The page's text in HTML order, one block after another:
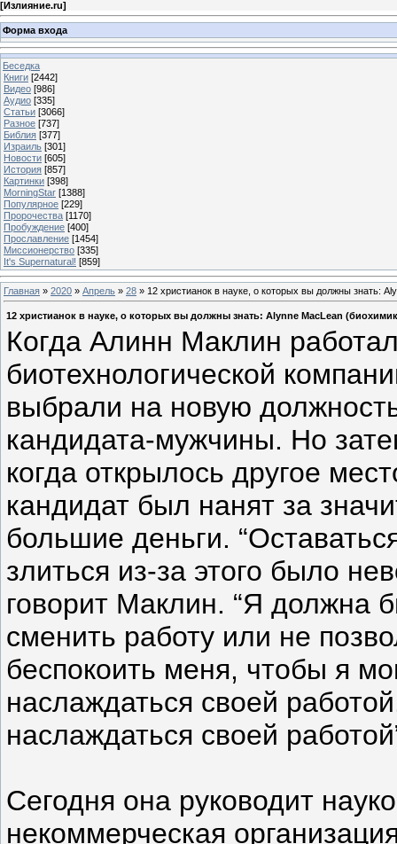
[Излияние.ru]
Форма входа
Беседка
Книги [2442]
Видео [986]
Аудио [335]
Статьи [3066]
Разное [737]
Библия [377]
Израиль [301]
Новости [605]
История [857]
Картинки [398]
MorningStar [1388]
Популярное [229]
Пророчества [1170]
Пробуждение [400]
Прославление [1454]
Миссионерство [335]
It's Supernatural! [859]
Главная » 2020 » Апрель » 28 » 12 христианок в науке, о которых вы должны знать:
12 христианок в науке, о которых вы должны знать: Alynne MacLean
Когда Алинн Маклин
биотехнологической
выбрали на новую
кандидата-мужчины. Но
когда открылось другое
кандидат был нанят за
большие деньги.
злиться из-за этого было
говорит Маклин. “Я должна
сменить работу или не
беспокоить меня, чтобы я
наслаждаться своей
наслаждаться своей
Сегодня она руководит
некоммерческая